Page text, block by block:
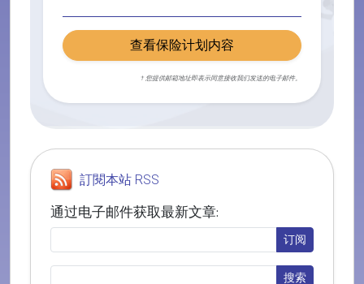
查看保险计划内容
† 您提供邮箱地址即表示同意接收我们发送的电子邮件。
訂閱本站 RSS
通过电子邮件获取最新文章: